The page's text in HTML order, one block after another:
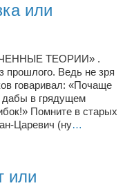
или
ТЕОРИИ» .
прошлого. Ведь не зря
говаривал: «Почаще
дабы в грядущем
Помните в старых
Царевич (ну…
или